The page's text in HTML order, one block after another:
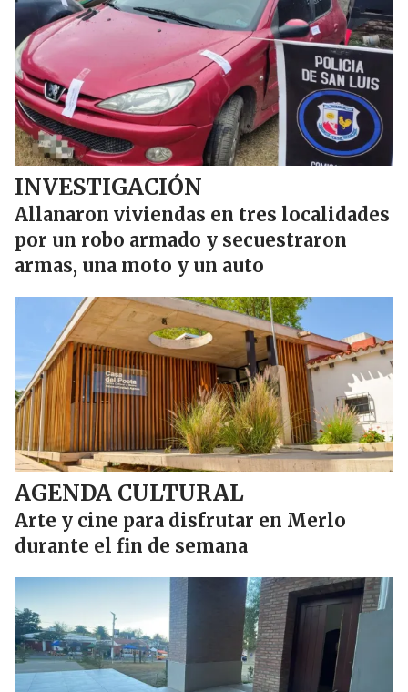
INVESTIGACIÓN
Allanaron viviendas en tres localidades
por un robo armado y secuestraron
armas, una moto y un auto
AGENDA CULTURAL
Arte y cine para disfrutar en Merlo
durante el fin de semana